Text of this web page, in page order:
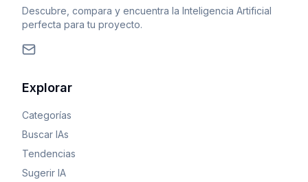
Descubre, compara y encuentra la Inteligencia Artificial
perfecta para tu proyecto.
Explorar
Categorías
Buscar IAs
Tendencias
Sugerir IA